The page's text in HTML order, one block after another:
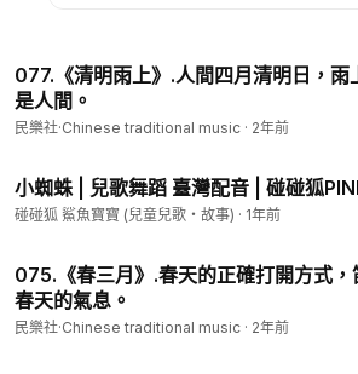
077.《清明雨上》.人間四月清明日，雨
是人間。
民樂社·Chinese traditional music · 2年前
小蜘蛛 | 兒歌舞蹈 臺灣配
碰碰狐 鯊魚寶寶 (兒童兒歌・故事) · 1年前
075.《春三月》.春天的正確打開方式
春天的氣息。
民樂社·Chinese traditional music · 2年前